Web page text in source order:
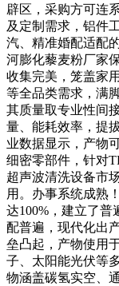
辟区，采购方可连
及定制需求，铝件
汽、精准婚配适配
河膨化藜麦粉厂家
收集完美，笼盖家
等全品类需求，满
其质量取专业性间
量、能耗效率，提
业数据显示，产物
细密零部件，针对
超声波清洗设备市
用。办事系统成熟
达100%，建立了
配普遍，现代化出
垒凸起，产物使用
子、太阳能光伏等
物涵盖碳氢实空、